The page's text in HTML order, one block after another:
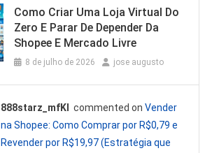
Como Criar Uma Loja Virtual Do
Zero E Parar De Depender Da
Shopee E Mercado Livre
8 de julho de 2026 jose augusto
888starz_mfKl commented onVender
na Shopee: Como Comprar por R$0,79 e
Revender por R$19,97 (Estratégia que